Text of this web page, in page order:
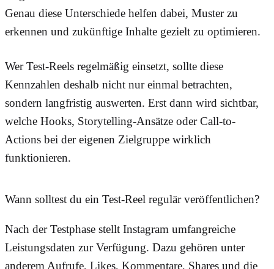
Genau diese Unterschiede helfen dabei, Muster zu
erkennen und zukünftige Inhalte gezielt zu optimieren.
Wer Test-Reels regelmäßig einsetzt, sollte diese
Kennzahlen deshalb nicht nur einmal betrachten,
sondern langfristig auswerten. Erst dann wird sichtbar,
welche Hooks, Storytelling-Ansätze oder Call-to-
Actions bei der eigenen Zielgruppe wirklich
funktionieren.
Wann solltest du ein Test-Reel regulär veröffentlichen?
Nach der Testphase stellt Instagram umfangreiche
Leistungsdaten zur Verfügung. Dazu gehören unter
anderem Aufrufe, Likes, Kommentare, Shares und die